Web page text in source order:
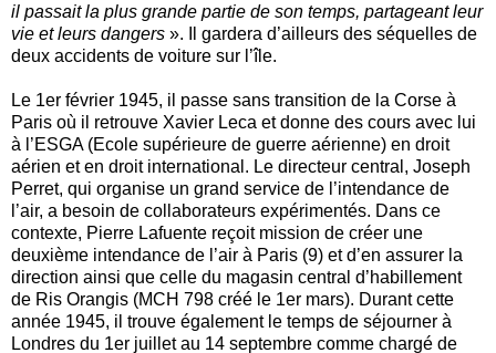
il passait la plus grande partie de son temps, partageant leur
vie et leurs dangers ». Il gardera d’ailleurs des séquelles de
deux accidents de voiture sur l’île.
Le 1er février 1945, il passe sans transition de la Corse à
Paris où il retrouve Xavier Leca et donne des cours avec lui
à l’ESGA (Ecole supérieure de guerre aérienne) en droit
aérien et en droit international. Le directeur central, Joseph
Perret, qui organise un grand service de l’intendance de
l’air, a besoin de collaborateurs expérimentés. Dans ce
contexte, Pierre Lafuente reçoit mission de créer une
deuxième intendance de l’air à Paris (9) et d’en assurer la
direction ainsi que celle du magasin central d’habillement
de Ris Orangis (MCH 798 créé le 1er mars). Durant cette
année 1945, il trouve également le temps de séjourner à
Londres du 1er juillet au 14 septembre comme chargé de